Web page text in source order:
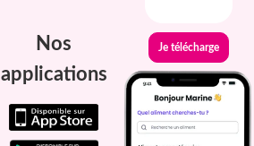
Nos
applications
Je télécharge